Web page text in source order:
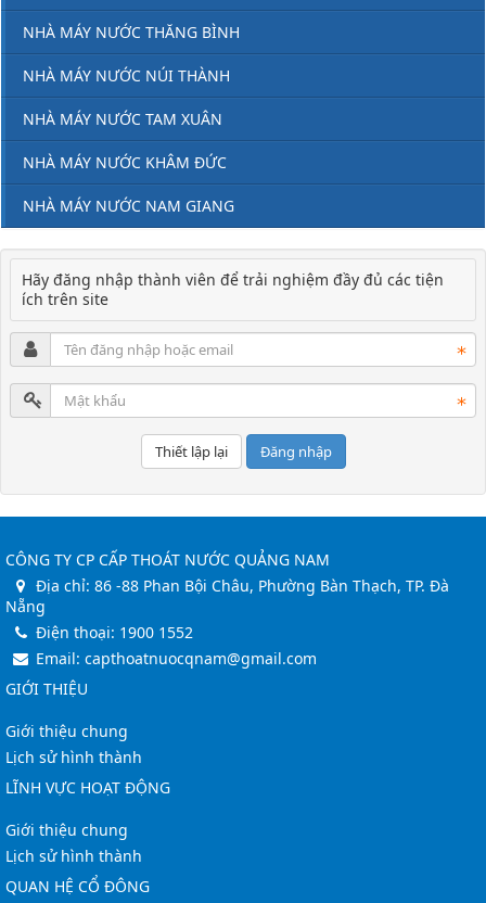
NHÀ MÁY NƯỚC THĂNG BÌNH
NHÀ MÁY NƯỚC NÚI THÀNH
NHÀ MÁY NƯỚC TAM XUÂN
NHÀ MÁY NƯỚC KHÂM ĐỨC
NHÀ MÁY NƯỚC NAM GIANG
Hãy đăng nhập thành viên để trải nghiệm đầy đủ các tiện
ích trên site
Đăng nhập
CÔNG TY CP CẤP THOÁT NƯỚC QUẢNG NAM
Địa chỉ: 86 -88 Phan Bội Châu, Phường Bàn Thạch, TP. Đà
Nẵng
Điện thoại: 1900 1552
Email: capthoatnuocqnam@gmail.com
GIỚI THIỆU
Giới thiệu chung
Lịch sử hình thành
LĨNH VỰC HOẠT ĐỘNG
Giới thiệu chung
Lịch sử hình thành
QUAN HỆ CỔ ĐÔNG